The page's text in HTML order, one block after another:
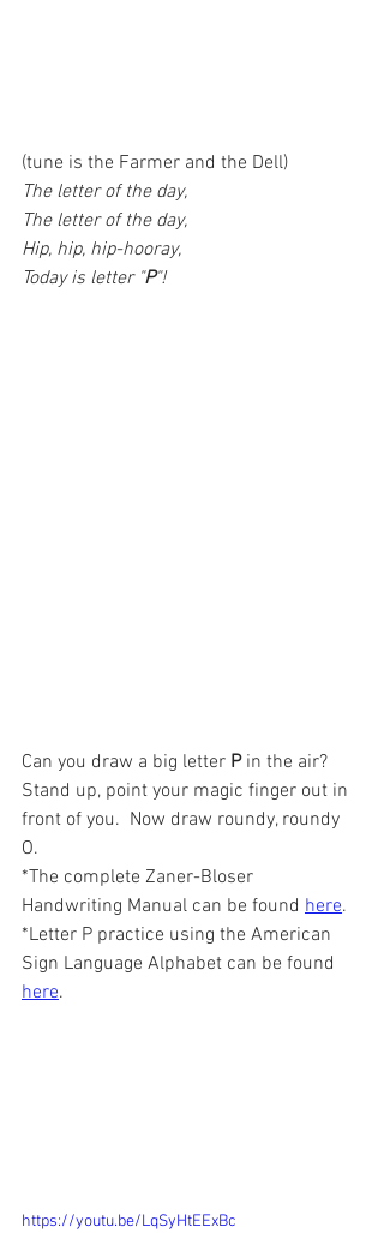
(tune is the Farmer and the Dell)
The letter of the day,
The letter of the day,
Hip, hip, hip-hooray,
Today is letter "P"!
Can you draw a big letter P in the air?
Stand up, point your magic finger out in
front of you.  Now draw roundy, roundy
O.
*The complete Zaner-Bloser
Handwriting Manual can be found here.
*Letter P practice using the American
Sign Language Alphabet can be found
here.
https://youtu.be/LqSyHtEExBc